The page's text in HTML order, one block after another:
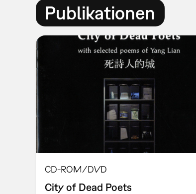
Publikationen
CD-ROM/DVD
City of Dead Poets